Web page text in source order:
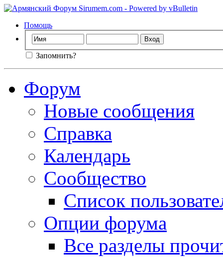
Помощь
Запомнить?
Форум
Новые сообщения
Справка
Календарь
Сообщество
Список
Опции форума
Все разделы